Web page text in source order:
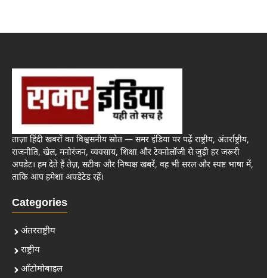
ताज़ा हिंदी खबरों का विश्वसनीय स्रोत — समर इंडिया पर पढ़ें राष्ट्रीय, अंतर्राष्ट्रीय,
राजनीति, खेल, मनोरंजन, व्यवसाय, शिक्षा और टेक्नोलॉजी से जुड़ी हर जरूरी
अपडेट। हम देते हैं तेज़, सटीक और निष्पक्ष खबरें, वह भी सरल और स्पष्ट भाषा में,
ताकि आप हमेशा अपडेटेड रहें।
Categories
अंतरराष्ट्रीय
राष्ट्रीय
ऑटोमोबाइल